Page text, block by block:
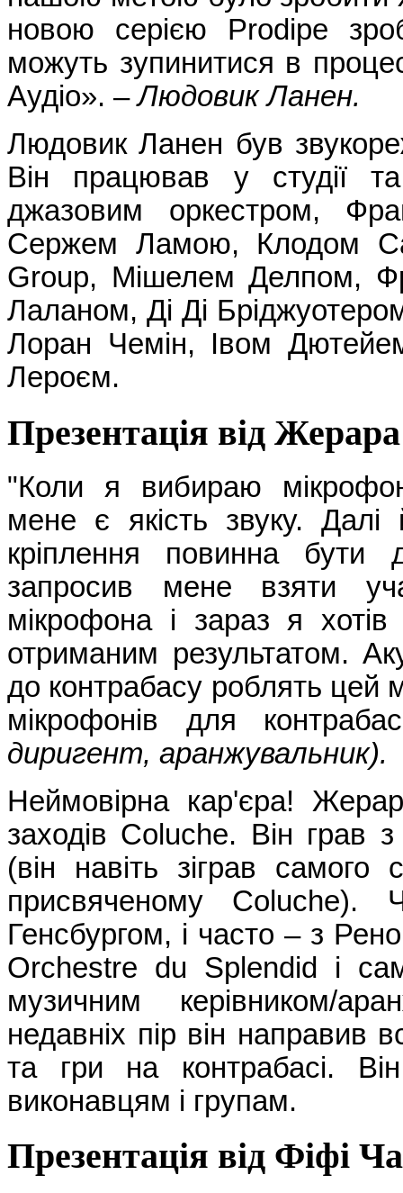
новою серією Prodipe
можуть зупинитися в
Аудіо». –Людовик Ланен.
Людовик Ланен був
Він працював у студії
джазовим оркестром,
Сержем Ламою, Клодом
Group, Мішелем Делпом,
Лаланом, Ді Ді
Лоран Чемін, Івом
Лероєм.
Презентація від
"Коли я вибираю
мене є якість звуку.
кріплення повинна
запросив мене взяти
мікрофона і зараз я
отриманим результатом.
до контрабасу роблять цей
мікрофонів для
диригент, аранжувальник).
Неймовірна кар'єра!
заходів Coluche. Він грав
(він навіть зіграв
присвяченому
Генсбургом, і часто – з
Orchestre du Splendid і
музичним керівником/
недавніх пір він
та гри на контрабасі.
виконавцям і групам.
Презентація від Фіфі